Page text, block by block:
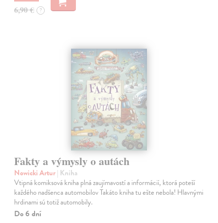
6,90 € ?
Fakty a výmysly o autách
Nowicki Artur| Kniha
Vtipná komiksová kniha plná zaujímavostí a informácií, ktorá poteší
každého nadšenca automobilov Takáto kniha tu ešte nebola! Hlavnými
hrdinami sú totiž automobily.
Do 6 dní